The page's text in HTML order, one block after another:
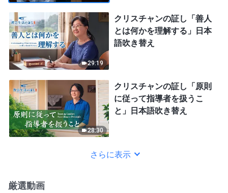
29:19
クリスチャンの証し「善人
とは何かを理解する」日本
語吹き替え
28:30
クリスチャンの証し「原則
に従って指導者を扱うこ
と」日本語吹き替え
さらに表示
厳選動画